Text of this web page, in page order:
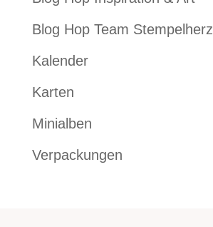
Blog Hop Team Stempelherz
Kalender
Karten
Minialben
Verpackungen